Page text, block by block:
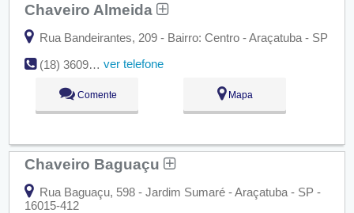
Chaveiro Almeida
Rua Bandeirantes, 209 - Bairro: Centro - Araçatuba - SP
(18) 3609-1797
ver telefone
Comente Mapa
Chaveiro Baguaçu
Rua Baguaçu, 598 - Jardim Sumaré - Araçatuba - SP -
16015-412